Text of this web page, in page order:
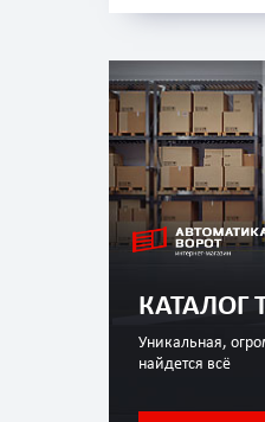
КАТАЛОГ
Уникальная,
найдется всё